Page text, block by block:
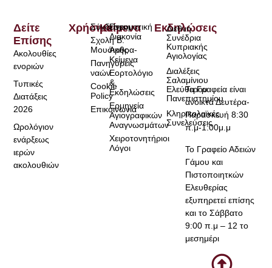
Τα Γραφεία είναι
ανοικτά Δευτέρα-
Παρασκευή 8:30
π.μ-1:00μ.μ
Το Γραφείο Αδειών
Γάμου και
Πιστοποιητκών
Ελευθερίας
εξυπηρετεί επίσης
και το Σάββατο
9:00 π.μ – 12 το
μεσημέρι
Χρήσιμα
Σύνδεσμοι
Σχολή Β.
Μουσικής
Πανηγύρεις
ναών
Cookie
Policy
Επικοινωνία
Κείμενα
Πνευματική
Διακονία
Άρθρα-
Κείμενα
Εορτολόγιο
&
Εκδηλώσεις
Ερμηνεία
Αγιογραφικών
Αναγνωσμάτων
Χειροτονητήριοι
Λόγοι
Δείτε
Επίσης
Ακολουθίες
ενοριών
Τυπικές
Διατάξεις
2026
Ωρολόγιον
ενάρξεως
ιερών
ακολουθιών
Εκδηλώσεις
Διεθνή
Συνέδρια
Κυπριακής
Αγιολογίας
Διαλέξεις
Σαλαμίνιου
Ελεύθερου
Πανεπιστημίου
Κληρικολαϊκές
Συνελεύσεις